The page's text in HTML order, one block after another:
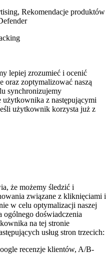
Rekomendacje produktów
lepiej zrozumieć i ocenić
oraz zoptymalizować naszą
synchronizujemy
użytkownika z następującymi
użytkownik korzysta już z
że możemy śledzić i
związane z kliknięciami i
w celu optymalizacji naszej
ogólnego doświadczenia
na tej stronie
usług stron trzecich:
recenzje klientów, A/B-